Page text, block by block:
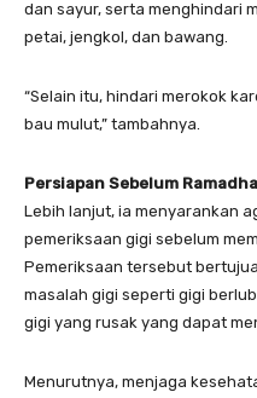
dan sayur, serta menghindari
petai, jengkol, dan bawang.
“Selain itu, hindari merokok
bau mulut,” tambahnya.
Persiapan Sebelum
Lebih lanjut, ia menyarankan
pemeriksaan gigi sebelum
Pemeriksaan tersebut
masalah gigi seperti gigi
gigi yang rusak yang dapat
Menurutnya, menjaga